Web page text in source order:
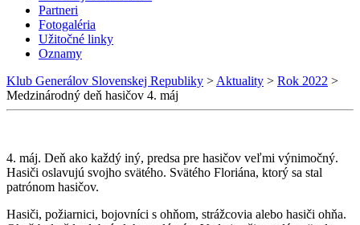
Partneri
Fotogaléria
Užitočné linky
Oznamy
Klub Generálov Slovenskej Republiky > Aktuality > Rok 2022 >
Medzinárodný deň hasičov 4. máj
4. máj. Deň ako každý iný, predsa pre hasičov veľmi výnimočný.
Hasiči oslavujú svojho svätého. Svätého Floriána, ktorý sa stal
patrónom hasičov.
Hasiči, požiarnici, bojovníci s ohňom, strážcovia alebo hasiči ohňa.